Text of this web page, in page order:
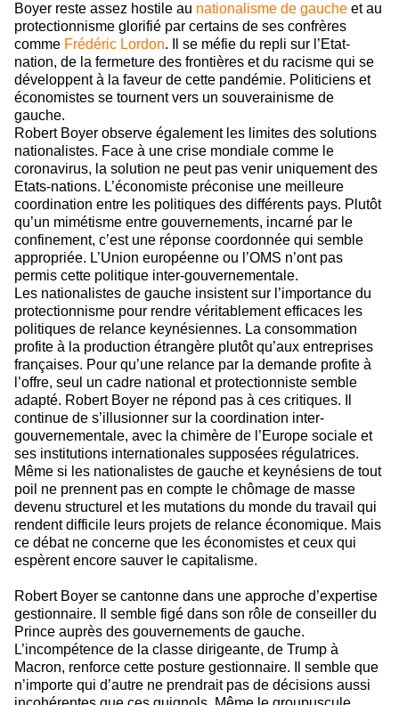
Boyer reste assez hostile au nationalisme de gauche et au
protectionnisme glorifié par certains de ses confrères
comme Frédéric Lordon. Il se méfie du repli sur l’Etat-
nation, de la fermeture des frontières et du racisme qui se
développent à la faveur de cette pandémie. Politiciens et
économistes se tournent vers un souverainisme de
gauche.
Robert Boyer observe également les limites des solutions
nationalistes. Face à une crise mondiale comme le
coronavirus, la solution ne peut pas venir uniquement des
Etats-nations. L’économiste préconise une meilleure
coordination entre les politiques des différents pays. Plutôt
qu’un mimétisme entre gouvernements, incarné par le
confinement, c’est une réponse coordonnée qui semble
appropriée. L’Union européenne ou l’OMS n’ont pas
permis cette politique inter-gouvernementale.
Les nationalistes de gauche insistent sur l’importance du
protectionnisme pour rendre véritablement efficaces les
politiques de relance keynésiennes. La consommation
profite à la production étrangère plutôt qu’aux entreprises
françaises. Pour qu’une relance par la demande profite à
l’offre, seul un cadre national et protectionniste semble
adapté. Robert Boyer ne répond pas à ces critiques. Il
continue de s’illusionner sur la coordination inter-
gouvernementale, avec la chimère de l’Europe sociale et
ses institutions internationales supposées régulatrices.
Même si les nationalistes de gauche et keynésiens de tout
poil ne prennent pas en compte le chômage de masse
devenu structurel et les mutations du monde du travail qui
rendent difficile leurs projets de relance économique. Mais
ce débat ne concerne que les économistes et ceux qui
espèrent encore sauver le capitalisme.
Robert Boyer se cantonne dans une approche d’expertise
gestionnaire. Il semble figé dans son rôle de conseiller du
Prince auprès des gouvernements de gauche.
L’incompétence de la classe dirigeante, de Trump à
Macron, renforce cette posture gestionnaire. Il semble que
n’importe qui d’autre ne prendrait pas de décisions aussi